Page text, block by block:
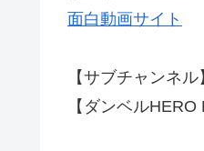
面白動画サイト
【サブチャンネ
【ダンベル